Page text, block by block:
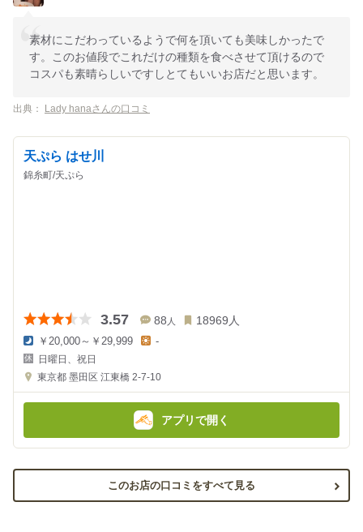
素材にこだわっているようで何を頂いても美味しかったで
す。このお値段でこれだけの種類を食べさせて頂けるので
コスパも素晴らしいですしとてもいいお店だと思います。
出典： Lady hanaさんの口コミ
天ぷら はせ川
錦糸町/天ぷら
3.57 88 人 18969 人
夜
の
金
￥20,000～￥29,999
金
-
日曜日、祝日
東京都 墨田区 江東橋 2-7-10
アプリで開く
このお店の口コミをすべて見る